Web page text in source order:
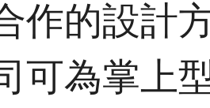
作的設計
可為掌上